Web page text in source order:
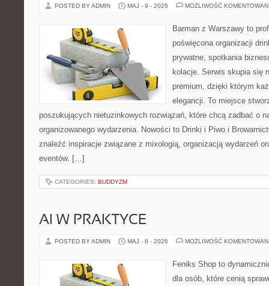
POSTED BY ADMIN MAJ - 9 - 2026 MOŻLIWOŚĆ
Barman z Warszawy to
poświęcona organizacji
prywatne, spotkania
kolacje. Serwis skupia się
premium, dzięki którym
elegancji. To miejsce
poszukujących nietuzinkowych rozwiązań, które chcą zadbać o
organizowanego wydarzenia. Nowości to Drinki i Piwo i
znaleźć inspiracje związane z mixologią, organizacją wydarzeń
eventów. […]
CATEGORIES: BUDDYZM
AI W PRAKTYCE
POSTED BY ADMIN MAJ - 8 - 2026 MOŻLIWOŚĆ
Feniks Shop to
dla osób, które cenią